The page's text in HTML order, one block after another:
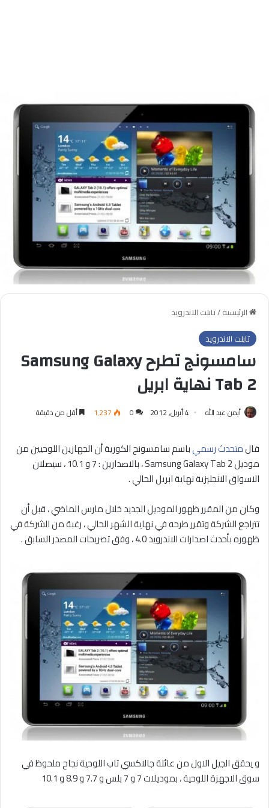
الرئيسية/تابلت الاندرويد
تابلت الاندرويد
سامسونج تطرح Samsung Galaxy
Tab 2 نهاية ابريل
أيمن عبد الله 4 أبريل, 2012 0 1٬237 أقل من دقيقة
قالمتحدث رسميباسم سامسونج الكورية أن الجهازين اللوحيين من
موديل Samsung Galaxy Tab 2 ، بالاصدارين : 7 و 10.1 ، سيصلان
الاسواق الانجليزية نهاية ابريل الحالي .
وكان من المقرر ظهور الموديل الجديد خلال مارس الماضي ، قبل أن
تتراجع الشركة وتقرر طرحه في نهاية الشهر الحالي ، رغبة من الشركة في
ظهوره بأحدث اصدارات الاندرويد 4.0 ، وفق تصريحات المصدر السابق .
و يحقق الجيل الاول من عائلة جالاكسي تاب اللوحية نجاح ملحوظ في
سوق الاجهزة اللوحية ، بموديلات 7 و 7 بلس و 7.7 و 8.9 و 10.1